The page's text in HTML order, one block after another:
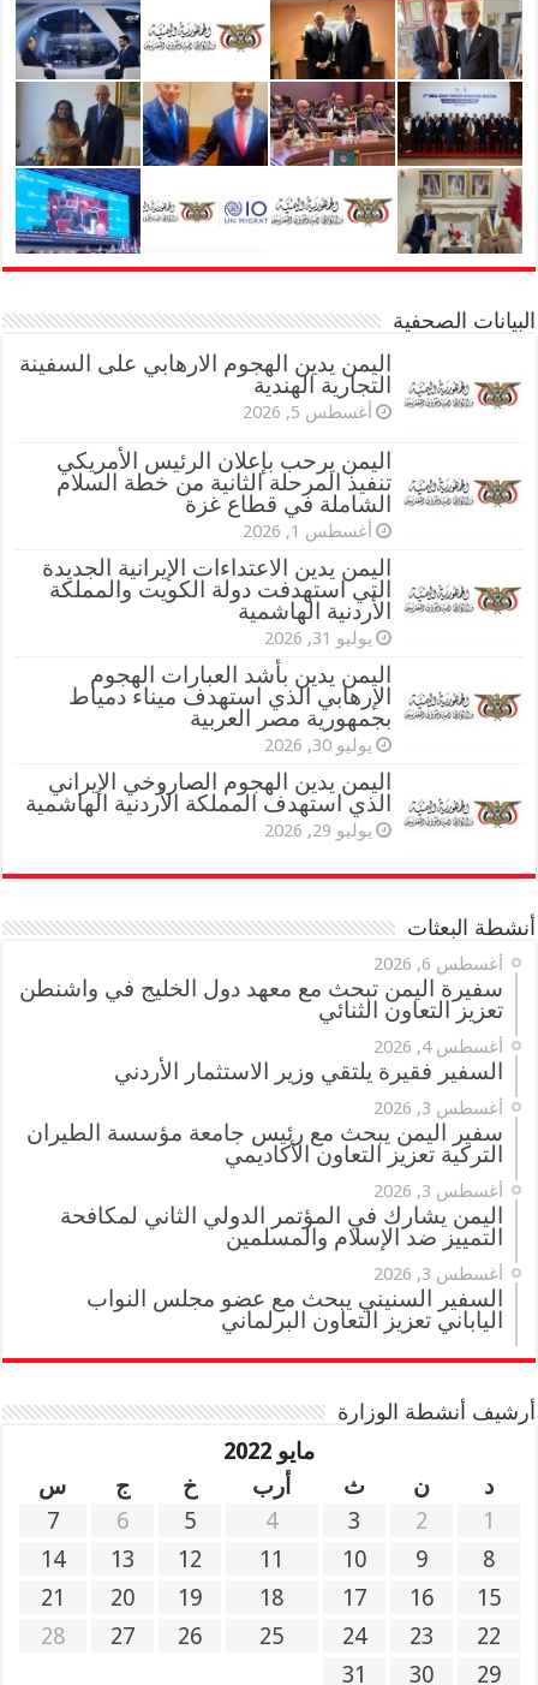
البيانات الصحفية
اليمن يدين الهجوم الارهابي على السفينة
التجارية الهندية
أغسطس 5, 2026
اليمن يرحب بإعلان الرئيس الأمريكي
تنفيذ المرحلة الثانية من خطة السلام
الشاملة في قطاع غزة
أغسطس 1, 2026
اليمن يدين الاعتداءات الإيرانية الجديدة
التي استهدفت دولة الكويت والمملكة
الأردنية الهاشمية
يوليو 31, 2026
اليمن يدين بأشد العبارات الهجوم
الإرهابي الذي استهدف ميناء دمياط
بجمهورية مصر العربية
يوليو 30, 2026
اليمن يدين الهجوم الصاروخي الإيراني
الذي استهدف المملكة الأردنية الهاشمية
يوليو 29, 2026
أنشطة البعثات
أغسطس 6, 2026
سفيرة اليمن تبحث مع معهد دول الخليج في واشنطن
تعزيز التعاون الثنائي
أغسطس 4, 2026
السفير فقيرة يلتقي وزير الاستثمار الأردني
أغسطس 3, 2026
سفير اليمن يبحث مع رئيس جامعة مؤسسة الطيران
التركية تعزيز التعاون الأكاديمي
أغسطس 3, 2026
اليمن يشارك في المؤتمر الدولي الثاني لمكافحة
التمييز ضد الإسلام والمسلمين
أغسطس 3, 2026
السفير السنيني يبحث مع عضو مجلس النواب
الياباني تعزيز التعاون البرلماني
أرشيف أنشطة الوزارة
مايو 2022
د
ن ث أرب خ ج
س
1
2
3
4
5
6
7
8
9
10
11
12
13
14
15
16
17
18
19
20
21
22
23
24
25
26
27
28
29
30
31